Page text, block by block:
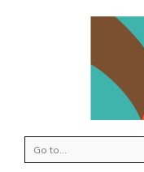
Go to...